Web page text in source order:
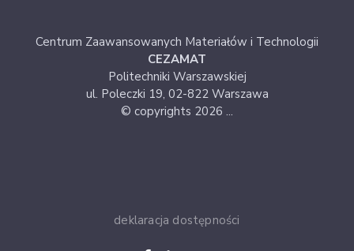
Centrum Zaawansowanych Materiałów i Technologii
CEZAMAT
Politechniki Warszawskiej
ul. Poleczki 19, 02-822 Warszawa
© copyrights 2026 ...
deklaracja dostępności